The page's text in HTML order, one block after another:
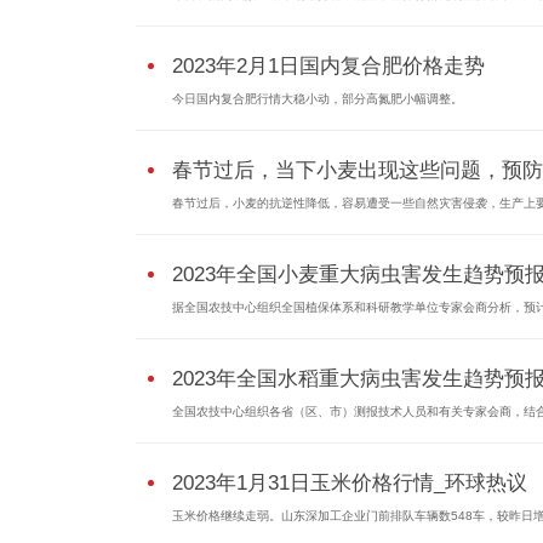
2023年2月1日国内复合肥价格走势
今日国内复合肥行情大稳小动，部分高氮肥小幅调整。
春节过后，当下小麦出现这些问题，预
春节过后，小麦的抗逆性降低，容易遭受一些自然灾害侵袭，生产上
2023年全国小麦重大病虫害发生趋势预报
据全国农技中心组织全国植保体系和科研教学单位专家会商分析，预
2023年全国水稻重大病虫害发生趋势预报
全国农技中心组织各省（区、市）测报技术人员和有关专家会商，结
2023年1月31日玉米价格行情_环球热议
玉米价格继续走弱。山东深加工企业门前排队车辆数548车，较昨日增